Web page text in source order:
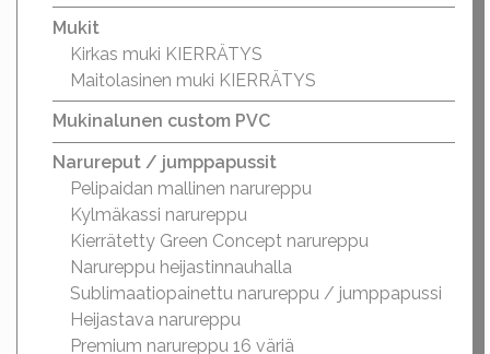
Mukit
Kirkas muki KIERRÄTYS
Maitolasinen muki KIERRÄTYS
Mukinalunen custom PVC
Narureput / jumppapussit
Pelipaidan mallinen narureppu
Kylmäkassi narureppu
Kierrätetty Green Concept narureppu
Narureppu heijastinnauhalla
Sublimaatiopainettu narureppu / jumppapussi
Heijastava narureppu
Premium narureppu 16 väriä